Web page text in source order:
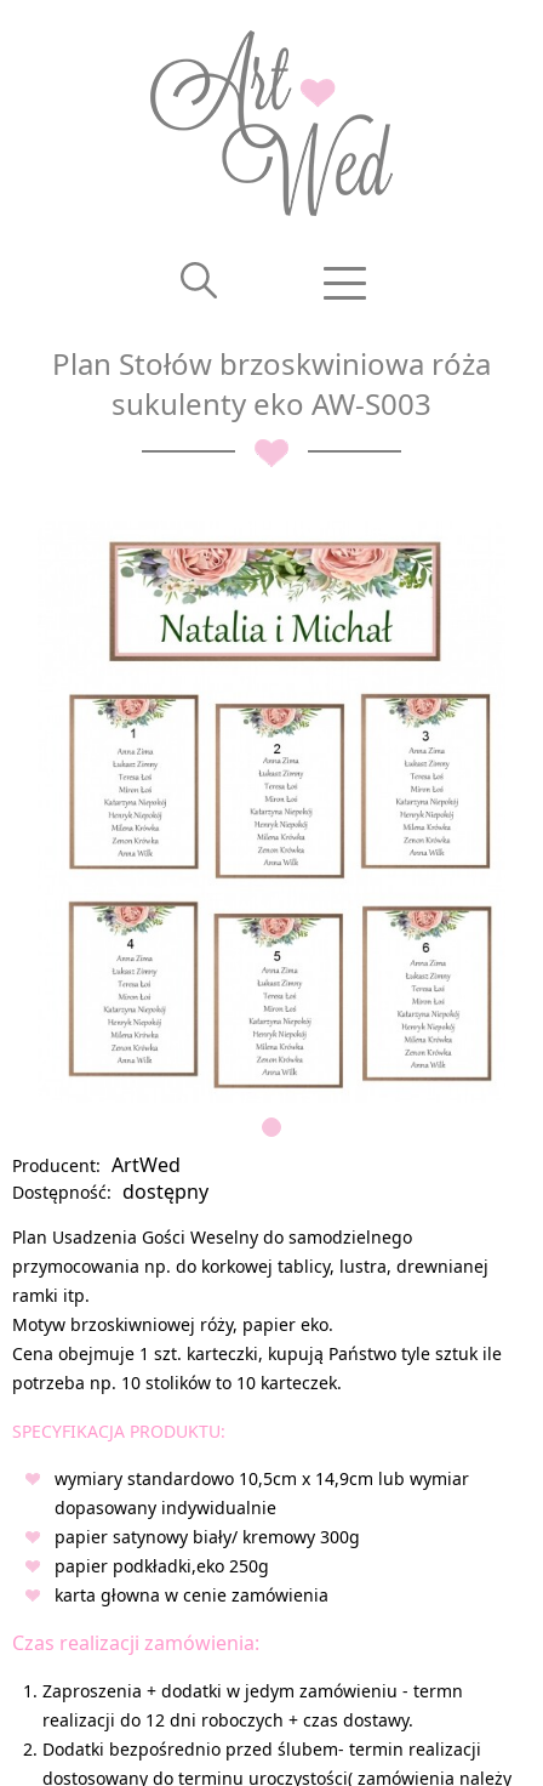
Plan Stołów brzoskwiniowa róża
sukulenty eko AW-S003
Producent: ArtWed
Dostępność: dostępny
Plan Usadzenia Gości Weselny do samodzielnego
przymocowania np. do korkowej tablicy, lustra, drewnianej
ramki itp.
Motyw brzoskiwniowej róży, papier eko.
Cena obejmuje 1 szt. karteczki, kupują Państwo tyle sztuk ile
potrzeba np. 10 stolików to 10 karteczek.
SPECYFIKACJA PRODUKTU:
wymiary standardowo 10,5cm x 14,9cm lub wymiar
dopasowany indywidualnie
papier satynowy biały/ kremowy 300g
papier podkładki,eko 250g
karta głowna w cenie zamówienia
Czas realizacji zamówienia:
Zaproszenia + dodatki w jedym zamówieniu - termn
realizacji do 12 dni roboczych + czas dostawy.
Dodatki bezpośrednio przed ślubem- termin realizacji
dostosowany do terminu uroczystości( zamówienia należy